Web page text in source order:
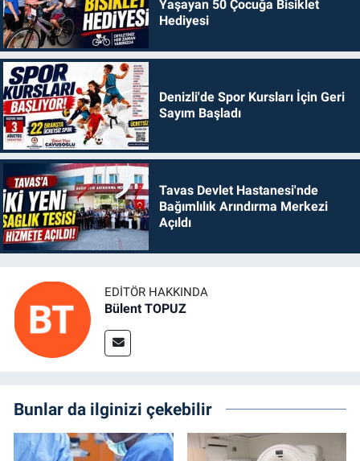
Yaşayan 50 Çocuğa Bisiklet
Hediyesi
Denizli'de Spor Kursları İçin Geri
Sayım Başladı
Tavas Devlet Hastanesi'nde
Bağımlılık Arındırma Merkezi
Açıldı
EDITÖR HAKKINDA
Bülent TOPUZ
Bunlar da ilginizi çekebilir